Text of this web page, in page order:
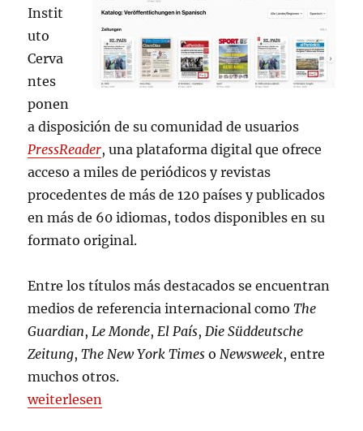
Instit
uto
Cerva
ntes
ponen
a disposición de su comunidad de usuarios
PressReader, una plataforma digital que ofrece
acceso a miles de periódicos y revistas
procedentes de más de 120 países y publicados
en más de 60 idiomas, todos disponibles en su
formato original.
Entre los títulos más destacados se encuentran
medios de referencia internacional comoThe
Guardian,Le Monde,El País,Die Süddeutsche
Zeitung,The New York TimesoNewsweek, entre
muchos otros.
„PressReader: una hemeroteca digital
weiterlesen